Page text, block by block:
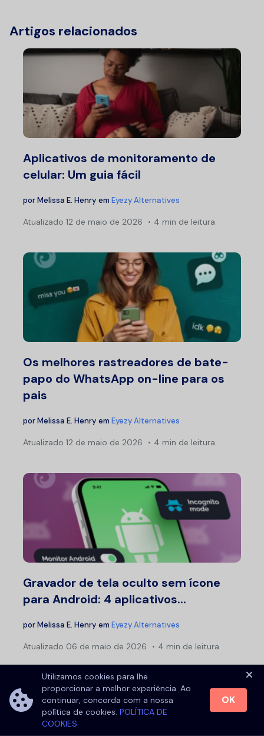
Artigos relacionados
Aplicativos de monitoramento de
celular: Um guia fácil
porMelissa E. Henry em Eyezy Alternatives
Atualizado 12 de maio de 2026 4 min de leitura
Os melhores rastreadores de bate-
papo do WhatsApp on-line para os
pais
porMelissa E. Henry em Eyezy Alternatives
Atualizado 12 de maio de 2026 4 min de leitura
Gravador de tela oculto sem ícone
para Android: 4 aplicativos...
porMelissa E. Henry em Eyezy Alternatives
Atualizado 06 de maio de 2026 4 min de leitura
Utilizamos cookies para lhe
proporcionar a melhor experiência. Ao
continuar, concorda com a nossa
política de cookies. POLÍTICA DE
COOKIES
OK